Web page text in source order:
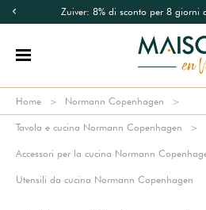
Zuiver: 8% di sconto per 8 giorni
Home Normann Copenhagen
Tavola e cucina Normann Copenhagen
Accessori per la cucina Normann
Utensili da cucina Normann Copenhagen